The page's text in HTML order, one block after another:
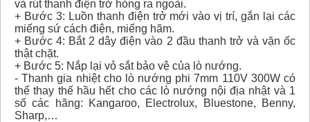
và rút thanh điện trở hỏng ra ngoài.
+ Bước 3: Luồn thanh điện trở mới vào vị trí, gắn lại các
miếng sứ cách điện, miếng hãm.
+ Bước 4: Bắt 2 dây điện vào 2 đầu thanh trở và vặn ốc
thật chặt.
+ Bước 5: Nắp lại vỏ sắt bảo vệ của lò nướng.
- Thanh gia nhiệt cho lò nướng phi 7mm 110V 300W có
thể thay thế hầu hết cho các lò nướng nội địa nhật và 1
số các hãng: Kangaroo, Electrolux, Bluestone, Benny,
Sharp,…